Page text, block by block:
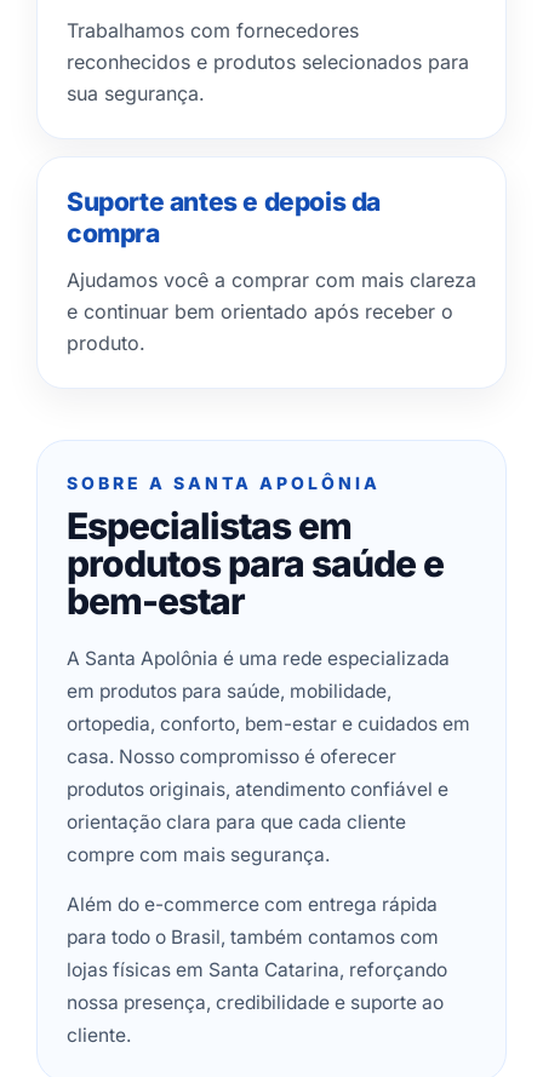
Trabalhamos com fornecedores
reconhecidos e produtos selecionados para
sua segurança.
Suporte antes e depois da
compra
Ajudamos você a comprar com mais clareza
e continuar bem orientado após receber o
produto.
SOBRE A SANTA APOLÔNIA
Especialistas em
produtos para saúde e
bem-estar
A Santa Apolônia é uma rede especializada
em produtos para saúde, mobilidade,
ortopedia, conforto, bem-estar e cuidados em
casa. Nosso compromisso é oferecer
produtos originais, atendimento confiável e
orientação clara para que cada cliente
compre com mais segurança.
Além do e-commerce com entrega rápida
para todo o Brasil, também contamos com
lojas físicas em Santa Catarina, reforçando
nossa presença, credibilidade e suporte ao
cliente.